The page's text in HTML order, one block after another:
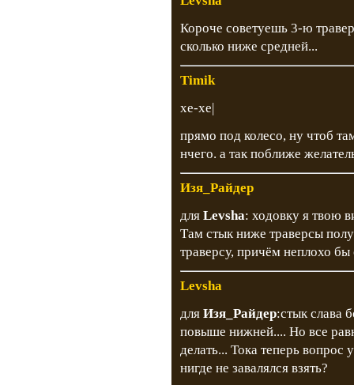
Короче советуешь 3-ю
сколько ниже средней...
Timik
хе-хе|
прямо под колесо, ну чтоб
нчего. а так поближе
Изя_Райдер
для Levsha: ходовку я твою
Там стык ниже траверсы
траверсу, причём неплохо
Levsha
для Изя_Райдер:стык слава
повыше нижней.... Но все
делать... Тока теперь
нигде не завалялся взять?